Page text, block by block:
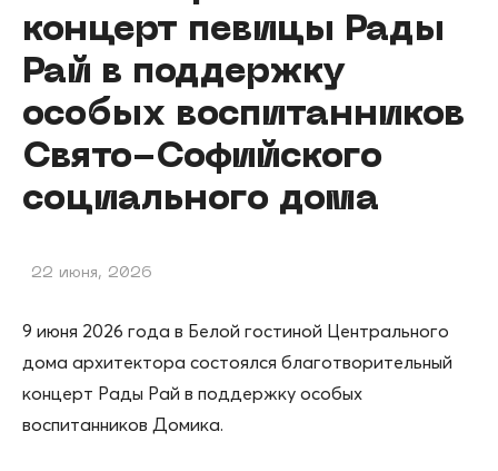
концерт певицы Рады
Рай в поддержку
особых воспитанников
Свято-Софийского
социального дома
22 июня, 2026
9 июня 2026 года в Белой гостиной Центрального
дома архитектора состоялся благотворительный
концерт Рады Рай в поддержку особых
воспитанников Домика.